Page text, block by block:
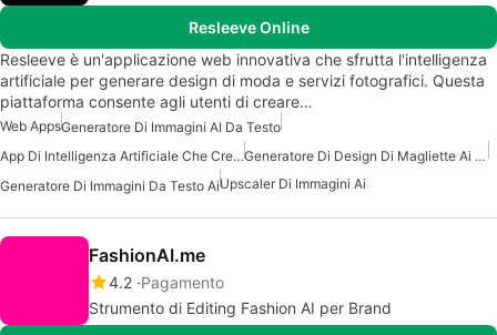
Resleeve Online
Resleeve è un'applicazione web innovativa che sfrutta l'intelligenza
artificiale per generare design di moda e servizi fotografici. Questa
piattaforma consente agli utenti di creare…
Web AppsGeneratore Di Immagini AI Da Testo
App Di Intelligenza Artificiale Che Crea Immagini
Generatore Di Design Di Magliette Ai Gratuito
Generatore Di Immagini Da Testo AiUpscaler Di Immagini Ai
FashionAI.me
4.2 Pagamento
Strumento di Editing Fashion AI per Brand